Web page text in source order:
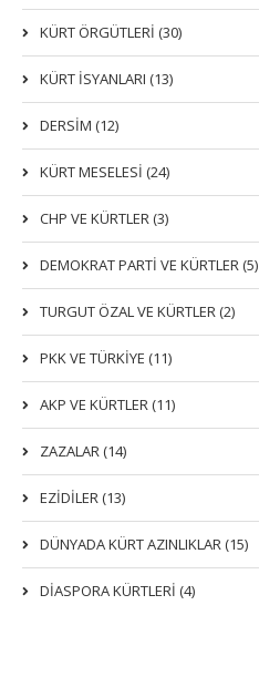
KÜRT ÖRGÜTLERİ (30)
KÜRT İSYANLARI (13)
DERSIM (12)
KÜRT MESELESİ (24)
CHP VE KÜRTLER (3)
DEMOKRAT PARTI VE KÜRTLER (5)
TURGUT ÖZAL VE KÜRTLER (2)
PKK VE TÜRKIYE (11)
AKP VE KÜRTLER (11)
ZAZALAR (14)
EZIDILER (13)
DÜNYADA KÜRT AZINLIKLAR (15)
DİASPORA KÜRTLERİ (4)